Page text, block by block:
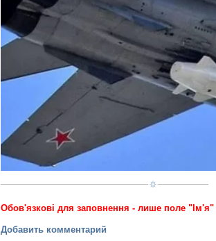
Обов'язкові для заповнення - лише поле "Ім'я"
Добавить комментарий